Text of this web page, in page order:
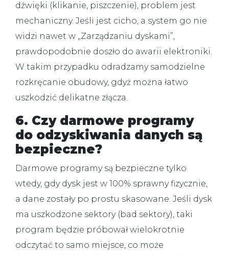
dźwięki (klikanie, piszczenie), problem jest
mechaniczny. Jeśli jest cicho, a system go nie
widzi nawet w „Zarządzaniu dyskami”,
prawdopodobnie doszło do awarii elektroniki.
W takim przypadku odradzamy samodzielne
rozkręcanie obudowy, gdyż można łatwo
uszkodzić delikatne złącza.
6. Czy darmowe programy
do odzyskiwania danych są
bezpieczne?
Darmowe programy są bezpieczne tylko
wtedy, gdy dysk jest w 100% sprawny fizycznie,
a dane zostały po prostu skasowane. Jeśli dysk
ma uszkodzone sektory (bad sektory), taki
program będzie próbował wielokrotnie
odczytać to samo miejsce, co może